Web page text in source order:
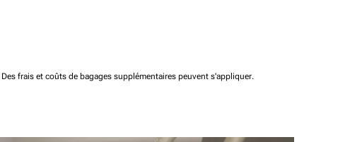
Des frais et coûts de bagages supplémentaires peuvent s'appliquer.